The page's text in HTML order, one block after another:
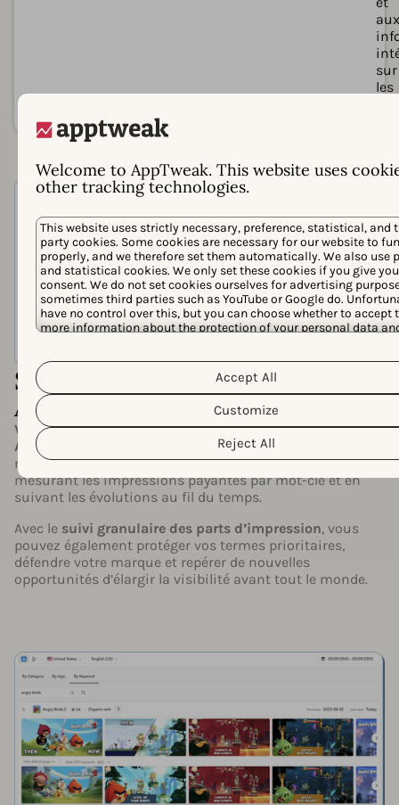
Welcome to AppTweak. This website uses
other tracking technologies.
This website uses strictly necessary, preference, statistical, and
party cookies. Some cookies are necessary for our website to
properly, and we therefore set them automatically. We also use
and statistical cookies. We only set these cookies if you give
consent. We do not set cookies ourselves for advertising
sometimes third parties such as YouTube or Google do.
have no control over this, but you can choose whether to accept
more information about the protection of your personal data
clicking the “Customize” button.
Reject All
Customize
Accept All
aux
sur
les
Surpassez vos concurrents avec
Ad Intelligence
Voyez exactement comment vos rivaux gèrent les Apple
Ads sur n’importe quel marchéen espionnant tous les
mots-clés payants sur lesquels ils apparaissent, en
mesurant les impressions payantes par mot-clé et en
suivant les évolutions au fil du temps.
Avec le suivi granulaire des parts d’impression, vous
pouvez également protéger vos termes prioritaires,
défendre votre marque et repérer de nouvelles
opportunités d’élargir la visibilité avant tout le monde.